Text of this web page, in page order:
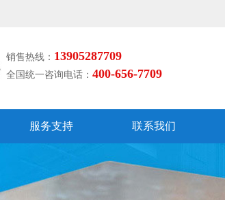
销售热线： 13905287709
全国统一咨询电话： 400-656-7709
服务支持 联系我们